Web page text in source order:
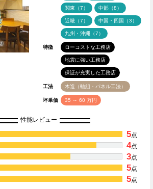
関東（7） 中部（8）
近畿（7） 中国・四国（3）
九州・沖縄（7）
特徴 ローコストな工務店
地震に強い工務店
保証が充実した工務店
工法 木造（軸組・パネル工法）
坪単価 35 ～ 60 万円
性能レビュー
5点
4点
3点
5点
5点